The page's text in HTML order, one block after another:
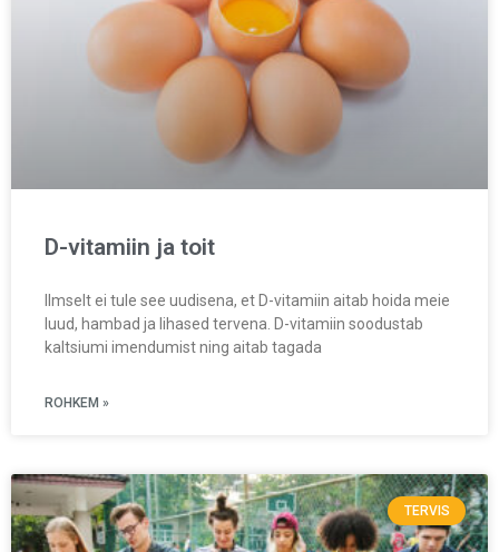
D-vitamiin ja toit
Ilmselt ei tule see uudisena, et D-vitamiin aitab hoida meie
luud, hambad ja lihased tervena. D-vitamiin soodustab
kaltsiumi imendumist ning aitab tagada
ROHKEM »
TERVIS